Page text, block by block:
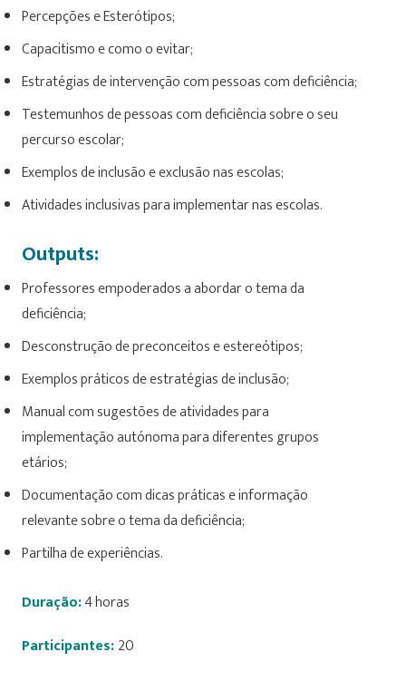
Percepções e Esterótipos;
Capacitismo e como o evitar;
Estratégias de intervenção com pessoas com deficiência;
Testemunhos de pessoas com deficiência sobre o seu
percurso escolar;
Exemplos de inclusão e exclusão nas escolas;
Atividades inclusivas para implementar nas escolas.
Outputs:
Professores empoderados a abordar o tema da
deficiência;
Desconstrução de preconceitos e estereótipos;
Exemplos práticos de estratégias de inclusão;
Manual com sugestões de atividades para
implementação autónoma para diferentes grupos
etários;
Documentação com dicas práticas e informação
relevante sobre o tema da deficiência;
Partilha de experiências.
Duração:4 horas
Participantes:20